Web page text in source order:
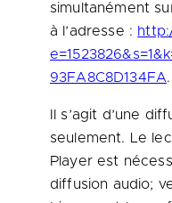
simultanément
à l’adresse :
93FA8C8D134FA.
Il s’agit d’une
seulement. Le
Player est
diffusion audio;